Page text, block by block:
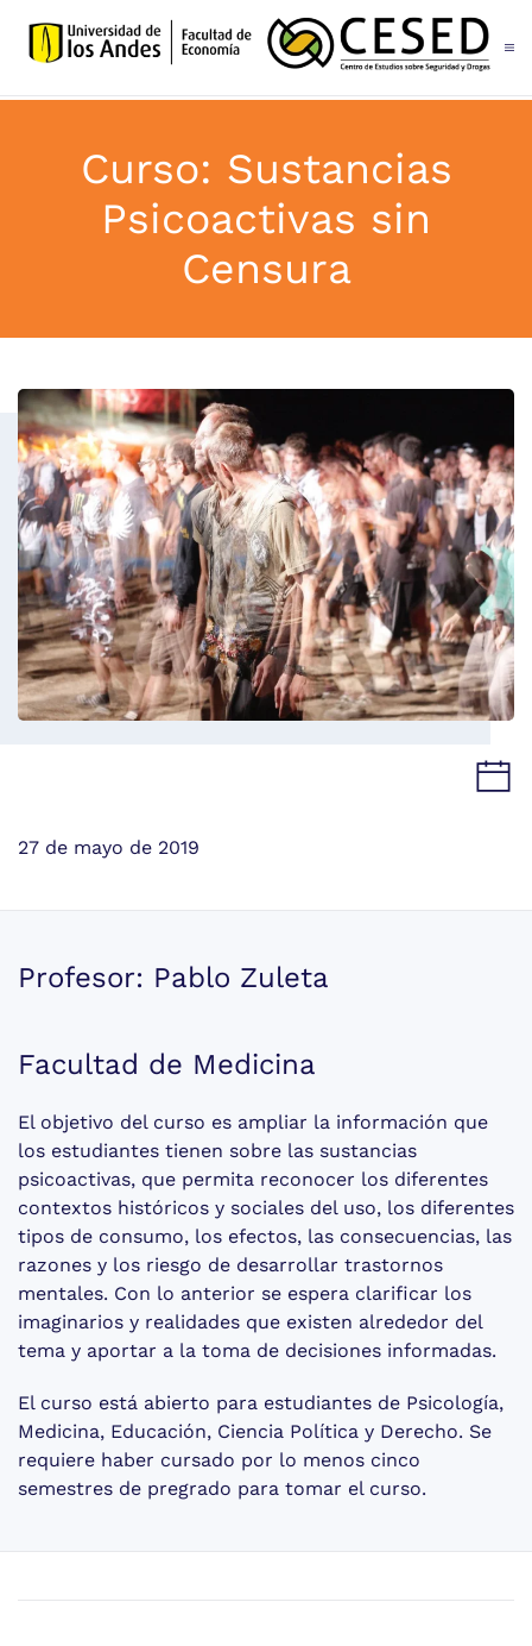
Skip to main content
Curso: Sustancias
Psicoactivas sin
Censura
27 de mayo de 2019
Profesor: Pablo Zuleta
Facultad de Medicina
El objetivo del curso es ampliar la información que
los estudiantes tienen sobre las sustancias
psicoactivas, que permita reconocer los diferentes
contextos históricos y sociales del uso, los diferentes
tipos de consumo, los efectos, las consecuencias, las
razones y los riesgo de desarrollar trastornos
mentales. Con lo anterior se espera clarificar los
imaginarios y realidades que existen alrededor del
tema y aportar a la toma de decisiones informadas.
El curso está abierto para estudiantes de Psicología,
Medicina, Educación, Ciencia Política y Derecho. Se
requiere haber cursado por lo menos cinco
semestres de pregrado para tomar el curso.